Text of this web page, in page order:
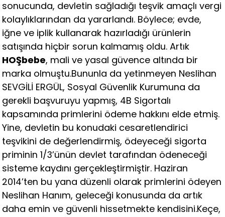
sonucunda, devletin sağladığı teşvik amaçlı vergi
kolaylıklarından da yararlandı. Böylece; evde,
iğne ve iplik kullanarak hazırladığı ürünlerin
satışında hiçbir sorun kalmamış oldu. Artık
HOŞbebe, mali ve yasal güvence altında bir
marka olmuştu.Bununla da yetinmeyen Neslihan
SEVGİLİ ERGÜL, Sosyal Güvenlik Kurumuna da
gerekli başvuruyu yapmış, 4B Sigortalı
kapsamında primlerini ödeme hakkını elde etmiş.
Yine, devletin bu konudaki cesaretlendirici
teşvikini de değerlendirmiş, ödeyeceği sigorta
priminin 1/3’ünün devlet tarafından ödeneceği
sisteme kaydını gerçekleştirmiştir. Haziran
2014’ten bu yana düzenli olarak primlerini ödeyen
Neslihan Hanım, geleceği konusunda da artık
daha emin ve güvenli hissetmekte kendisini.Keçe,